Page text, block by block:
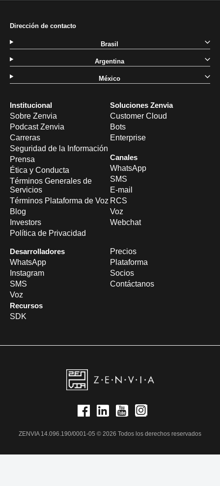
Institucional
Sobre Zenvia
Podcast Zenvia
Carreras
Seguridad de la Información
Prensa
Ética y Conducta
Términos Generales de
Servicios
Términos Plataforma de Voz
Blog
Investors
Política de Privacidad
Soluciones Zenvia
Customer Cloud
Bots
Enterprise
Canales
WhatsApp
SMS
E-mail
RCS
Voz
Webchat
Desarrolladores
WhatsApp
Instagram
SMS
Voz
Recursos
SDK
Precios
Plataforma
Socios
Contáctanos
Dirección de contacto
Brasil
Argentina
México
ZENVIA 14.096.190/0001-05 © 2026 Todos los derechos reservados